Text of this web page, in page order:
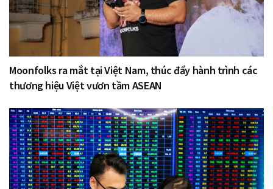
Moonfolks ra mắt tại Việt Nam, thúc đẩy hành trình các
thương hiệu Việt vươn tầm ASEAN